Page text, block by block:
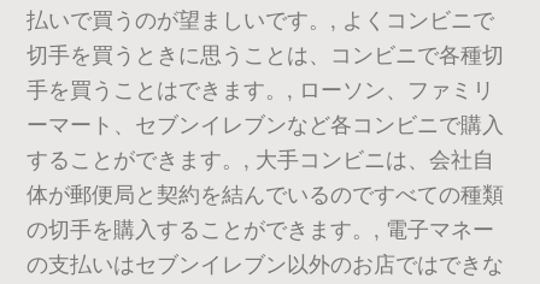
払いで買うのが望ましいです。, よくコンビニで
切手を買うときに思うことは、コンビニで各種切
手を買うことはできます。, ローソン、ファミリ
ーマート、セブンイレブンなど各コンビニで購入
することができます。, 大手コンビニは、会社自
体が郵便局と契約を結んでいるのですべての種類
の切手を購入することができます。, 電子マネー
の支払いはセブンイレブン以外のお店ではできな